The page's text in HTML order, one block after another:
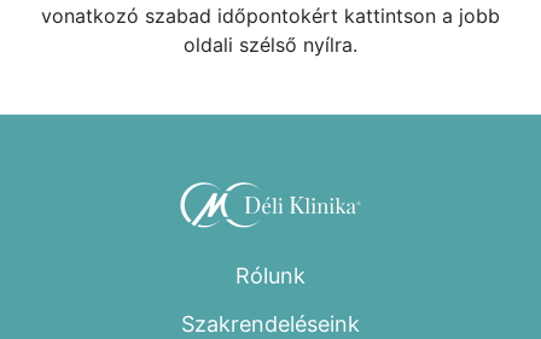
vonatkozó szabad időpontokért kattintson a jobb
oldali szélső nyílra.
Rólunk
Szakrendeléseink